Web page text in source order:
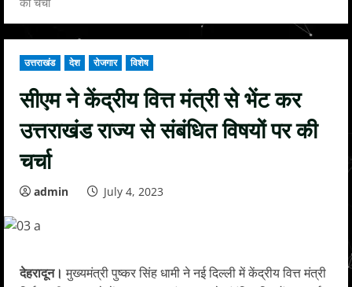
उत्तराखंड देश रोजगार विशेष
सीएम ने केंद्रीय वित्त मंत्री से भेंट कर
उत्तराखंड राज्य से संबंधित विषयों पर की
चर्चा
admin July 4, 2023
देहरादून। मुख्यमंत्री पुष्कर सिंह धामी ने नई दिल्ली में केंद्रीय वित्त मंत्री